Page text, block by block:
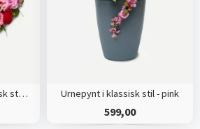
Blomsterhjerte i klassisk stil - pink Urnepynt i klassisk stil - pink
599,00